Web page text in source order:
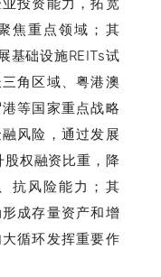
焦重点领域；其
基础设施REITs试
角区域、粤港澳
等国家重点战略
风险，通过发展
股权融资比重，降
抗风险能力；其
成存量资产和增
循环发挥重要作